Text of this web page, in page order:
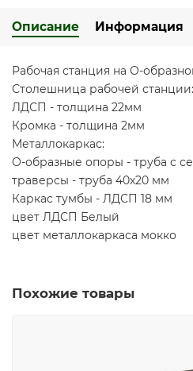
Описание Информация
Рабочая станция на О-
Столешница рабочей станции:
ЛДСП - толщина 22мм
Кромка - толщина 2мм
Металлокаркас:
О-образные опоры - труба с
траверсы - труба 40х20 мм
Каркас тумбы - ЛДСП 18 мм
цвет ЛДСП Белый
цвет металлокаркаса мокко
Похожие товары